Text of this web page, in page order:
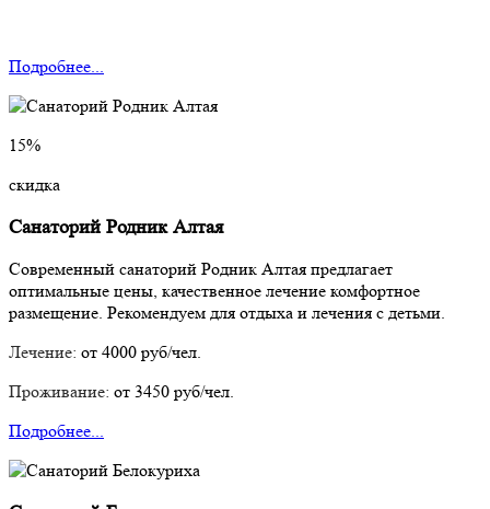
Подробнее...
15%
скидка
Санаторий Родник Алтая
Современный санаторий Родник Алтая предлагает
оптимальные цены, качественное лечение комфортное
размещение. Рекомендуем для отдыха и лечения с детьми.
Лечение: от 4000 руб/чел.
Проживание: от 3450 руб/чел.
Подробнее...